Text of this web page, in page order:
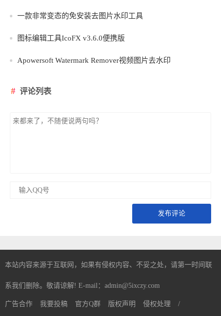
一款非常变态的免安装去图片水印工具
图标编辑工具IcoFX v3.6.0便携版
Apowersoft Watermark Remover视频图片去水印
评论列表
发布评论
本站内容来源于互联网，如果有侵权内容、不妥之处，请第一时间联
系我们删除。敬请谅解! E-mail：admin@5ixczy.com
广告合作 我要投稿 官方Q群 版权声明 侵权处理 /